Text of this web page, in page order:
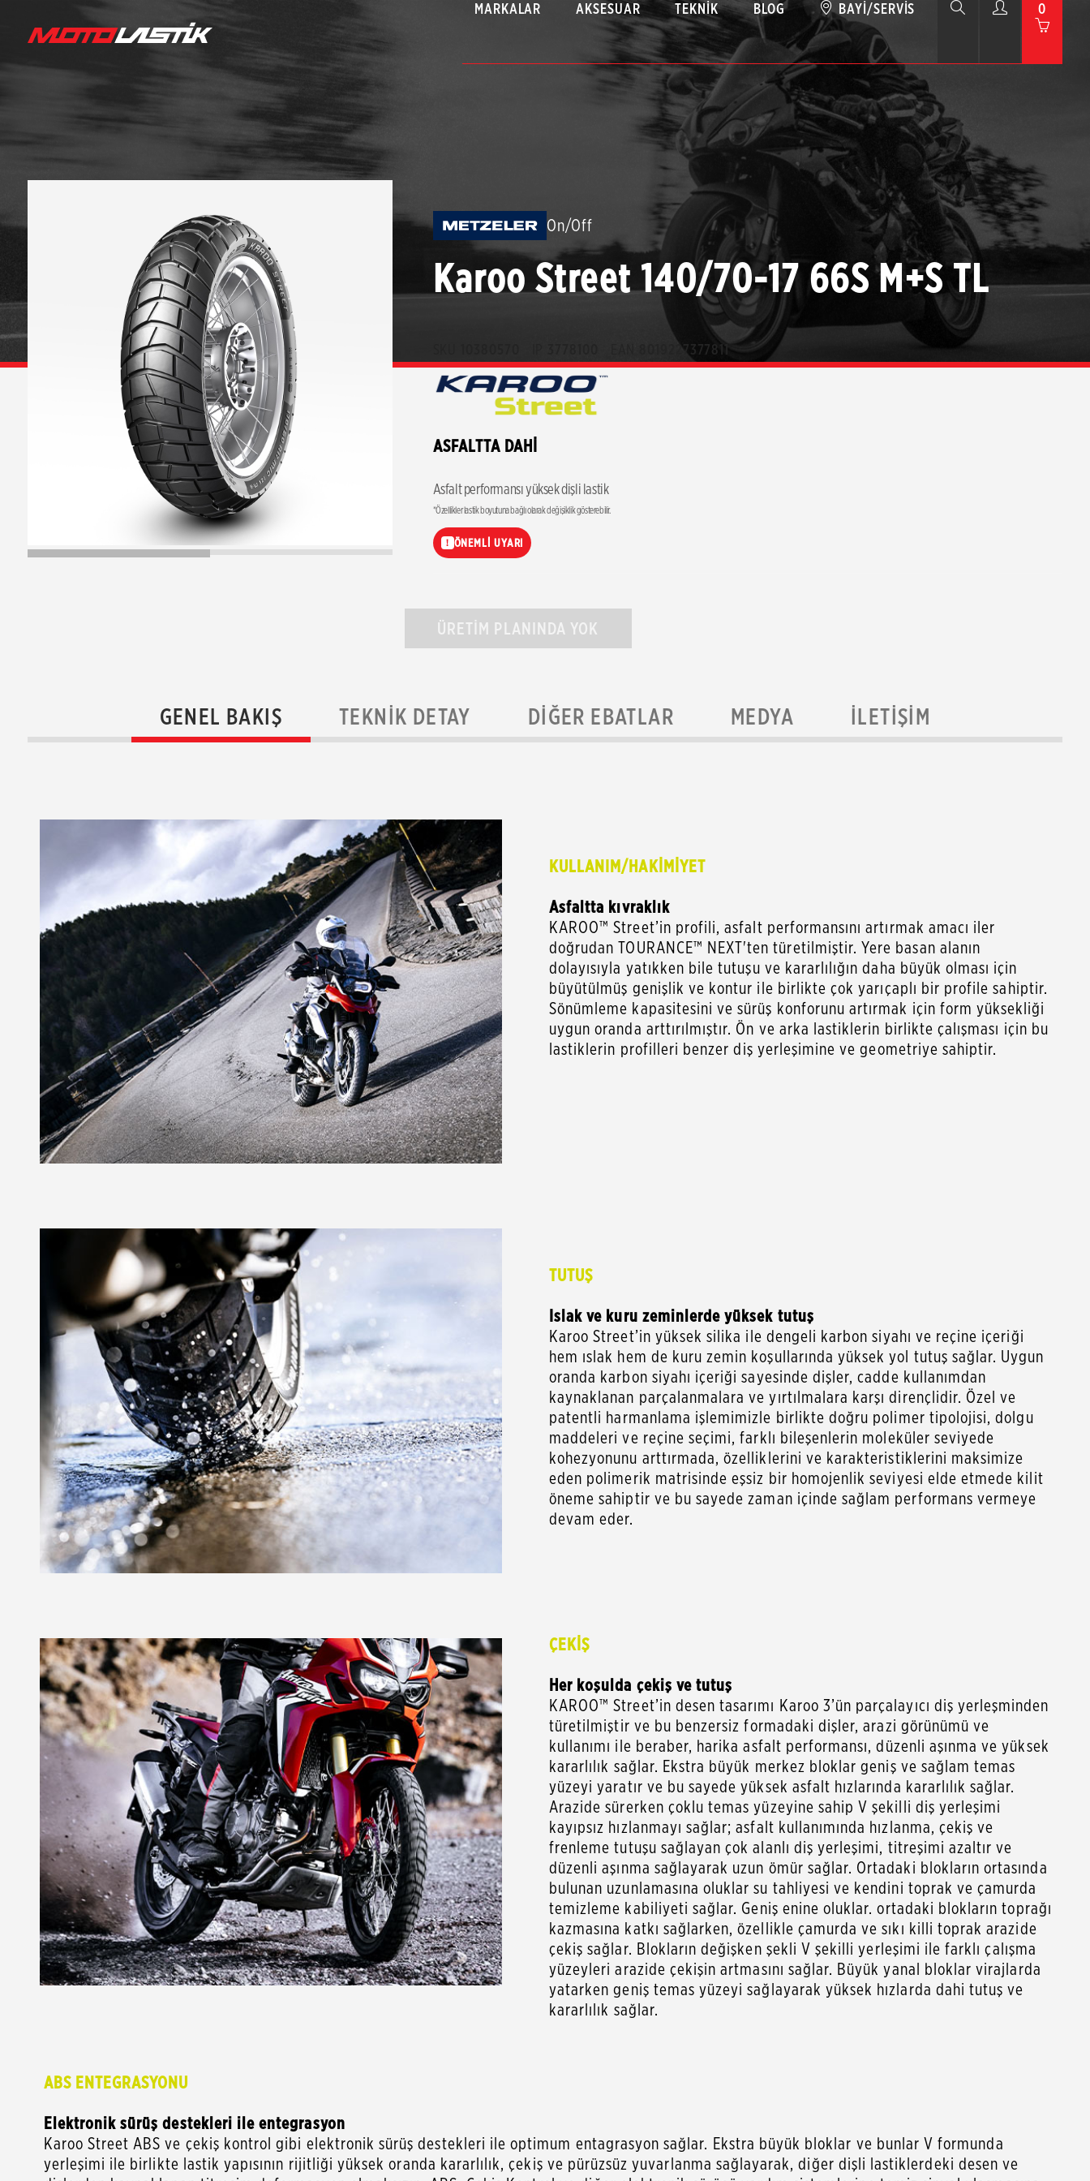
MARKALAR AKSESUAR TEKNIK BLOG BAYI/SERVIS 0
On/Off
Karoo Street 140/70-17 66S M+S TL
8019227377811
ASFALTTA DAHİ
Asfalt performansı yüksek dişli lastik
*Özellikler lastik boyutuna bağlı olarak değişiklik gösterebilir.
! ÖNEMLİ UYARI
ÜRETİM PLANINDA YOK
GENEL BAKIŞ TEKNIK DETAY DIĞER EBATLAR MEDYA İLETIŞIM
KULLANIM/HAKİMİYET
Asfaltta kıvraklık
KAROO™ Street’in profili, asfalt performansını artırmak amacı iler
doğrudan TOURANCE™ NEXT'ten türetilmiştir. Yere basan alanın
dolayısıyla yatıkken bile tutuşu ve kararlılığın daha büyük olması için
büyütülmüş genişlik ve kontur ile birlikte çok yarıçaplı bir profile sahiptir.
Sönümleme kapasitesini ve sürüş konforunu artırmak için form yüksekliği
uygun oranda arttırılmıştır. Ön ve arka lastiklerin birlikte çalışması için bu
lastiklerin profilleri benzer diş yerleşimine ve geometriye sahiptir.
TUTUŞ
Islak ve kuru zeminlerde yüksek tutuş
Karoo Street’in yüksek silika ile dengeli karbon siyahı ve reçine içeriği
hem ıslak hem de kuru zemin koşullarında yüksek yol tutuş sağlar. Uygun
oranda karbon siyahı içeriği sayesinde dişler, cadde kullanımdan
kaynaklanan parçalanmalara ve yırtılmalara karşı dirençlidir. Özel ve
patentli harmanlama işlemimizle birlikte doğru polimer tipolojisi, dolgu
maddeleri ve reçine seçimi, farklı bileşenlerin moleküler seviyede
kohezyonunu arttırmada, özelliklerini ve karakteristiklerini maksimize
eden polimerik matrisinde eşsiz bir homojenlik seviyesi elde etmede kilit
öneme sahiptir ve bu sayede zaman içinde sağlam performans vermeye
devam eder.
ÇEKİŞ
Her koşulda çekiş ve tutuş
KAROO™ Street’in desen tasarımı Karoo 3’ün parçalayıcı diş yerleşminden
türetilmiştir ve bu benzersiz formadaki dişler, arazi görünümü ve
kullanımı ile beraber, harika asfalt performansı, düzenli aşınma ve yüksek
kararlılık sağlar. Ekstra büyük merkez bloklar geniş ve sağlam temas
yüzeyi yaratır ve bu sayede yüksek asfalt hızlarında kararlılık sağlar.
Arazide sürerken çoklu temas yüzeyine sahip V şekilli diş yerleşimi
kayıpsız hızlanmayı sağlar; asfalt kullanımında hızlanma, çekiş ve
frenleme tutuşu sağlayan çok alanlı diş yerleşimi, titreşimi azaltır ve
düzenli aşınma sağlayarak uzun ömür sağlar. Ortadaki blokların ortasında
bulunan uzunlamasına oluklar su tahliyesi ve kendini toprak ve çamurda
temizleme kabiliyeti sağlar. Geniş enine oluklar. ortadaki blokların toprağı
kazmasına katkı sağlarken, özellikle çamurda ve sıkı killi toprak arazide
çekiş sağlar. Blokların değişken şekli V şekilli yerleşimi ile farklı çalışma
yüzeyleri arazide çekişin artmasını sağlar. Büyük yanal bloklar virajlarda
yatarken geniş temas yüzeyi sağlayarak yüksek hızlarda dahi tutuş ve
kararlılık sağlar.
ABS ENTEGRASYONU
Elektronik sürüş destekleri ile entegrasyon
Karoo Street ABS ve çekiş kontrol gibi elektronik sürüş destekleri ile optimum entagrasyon sağlar. Ekstra büyük bloklar ve bunlar V formunda
yerleşimi ile birlikte lastik yapısının rijitliği yüksek oranda kararlılık, çekiş ve pürüzsüz yuvarlanma sağlayarak, diğer dişli lastiklerdeki desen ve